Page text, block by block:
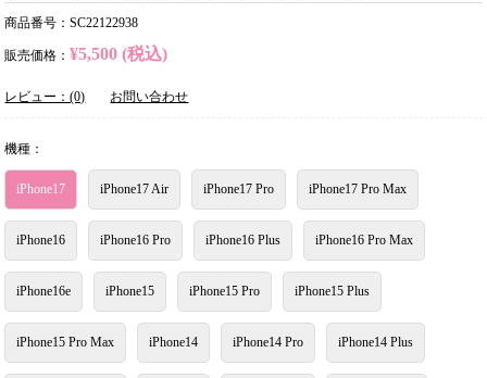
商品番号：SC22122938
販売価格： ¥5,500 (税込)
レビュー：(0) お問い合わせ
機種：
iPhone17 iPhone17 Air iPhone17 Pro iPhone17 Pro Max
iPhone16 iPhone16 Pro iPhone16 Plus iPhone16 Pro Max
iPhone16e iPhone15 iPhone15 Pro iPhone15 Plus
iPhone15 Pro Max iPhone14 iPhone14 Pro iPhone14 Plus